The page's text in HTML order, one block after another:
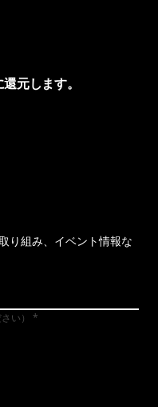
元します。
り組み、イベント情報な
い）